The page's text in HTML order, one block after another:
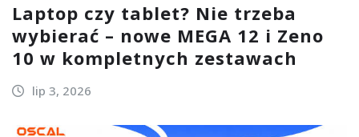
Laptop czy tablet? Nie trzeba
wybierać – nowe MEGA 12 i Zeno
10 w kompletnych zestawach
lip 3, 2026